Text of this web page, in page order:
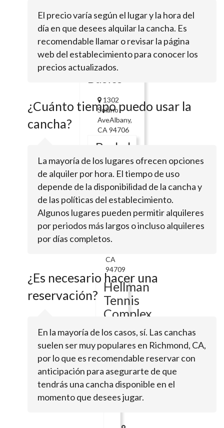
Po Box
216Pinole, CA
94564
Soccer
1302
Solano
AveAlbany,
CA 94706
Berkeley
Soccer
Club -
ABSC
Walnut
St #
CA
94709
Hellman
Tennis
Complex
Oxford
StBerkeley,
94720
Edwards
Stadium
El precio varía según el lugar y la hora del
día en que desees alquilar la cancha. Es
recomendable llamar o revisar la página
web del establecimiento para conocer los
precios actualizados.
¿Cuánto tiempo puedo usar la
cancha?
La mayoría de los lugares ofrecen opciones
de alquiler por hora. El tiempo de uso
depende de la disponibilidad de la cancha y
de las políticas del establecimiento.
Algunos lugares pueden permitir alquileres
por periodos más largos o incluso alquileres
por días completos.
¿Es necesario hacer una
reservación?
En la mayoría de los casos, sí. Las canchas
suelen ser muy populares en Richmond, CA,
por lo que es recomendable reservar con
anticipación para asegurarte de que
tendrás una cancha disponible en el
momento que desees jugar.